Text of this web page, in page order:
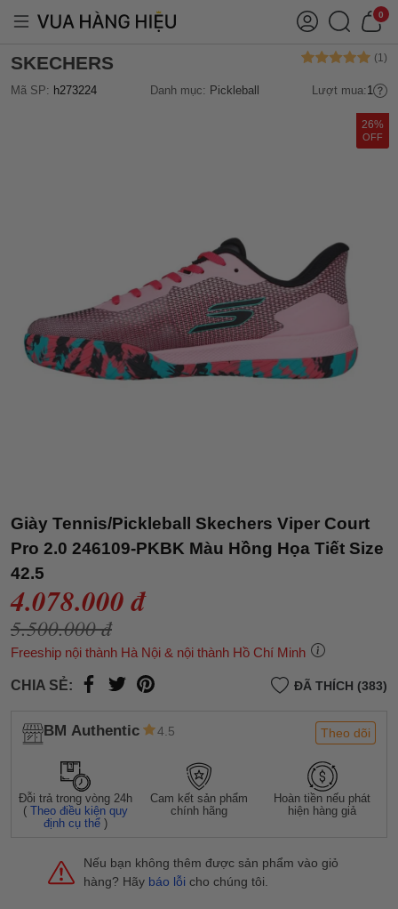
0
SKECHERS
Mã SP: h273224 Danh mục: Pickleball Lượt mua:1
26%
OFF
Giày Tennis/Pickleball Skechers Viper Court
Pro 2.0 246109-PKBK Màu Hồng Họa Tiết Size
42.5
4.078.000 đ
5.500.000 đ
Freeship nội thành Hà Nội & nội thành Hồ Chí Minh
CHIA SẺ: ĐÃ THÍCH (383)
BM Authentic 4.5 Theo dõi
Đỗi trả trong vòng 24h
(Theo điều kiện quy
định cụ thể )
Cam kết sản phẩm
chính hãng
Hoàn tiền nếu phát
hiện hàng giả
Nếu bạn không thêm được sản phẩm vào giỏ
hàng? Hãy báo lỗi cho chúng tôi.